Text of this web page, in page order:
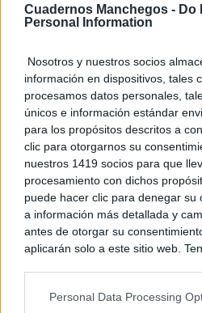
Cuadernos Manchegos - Do
Personal Information
Nosotros y nuestros socios
información en dispositivos, tales
procesamos datos personales,
únicos e información estándar
para los propósitos descritos a
clic para otorgarnos su
nuestros 1419 socios para que
procesamiento con dichos
puede hacer clic para denegar su
a información más detallada y
antes de otorgar su
aplicarán solo a este sitio web.
rechazar tal procesamiento.
Personal Data Processing
9 apps que valen oro
No son populares, pero sí
útiles
¿De verdad hacen esto?